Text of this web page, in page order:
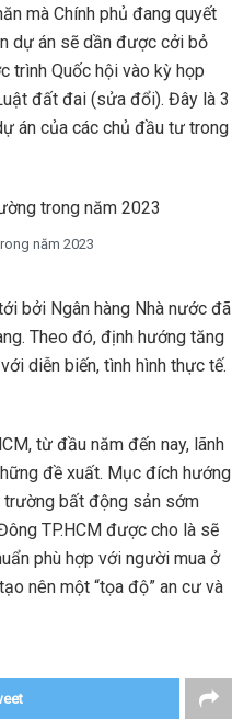
mà Chính phủ đang quyết
dự án sẽ dần được cởi bỏ
trình Quốc hội vào kỳ họp
đất đai (sửa đổi). Đây là 3
án của các chủ đầu tư trong
năm 2023
bởi Ngân hàng Nhà nước đã
Theo đó, định hướng tăng
diễn biến, tình hình thực tế.
từ đầu năm đến nay, lãnh
đề xuất. Mục đích hướng
bất động sản sớm
TP.HCM được cho là sẽ
phù hợp với người mua ở
nên một “tọa độ” an cư và